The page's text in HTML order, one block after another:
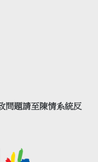
問題請至陳情系統反